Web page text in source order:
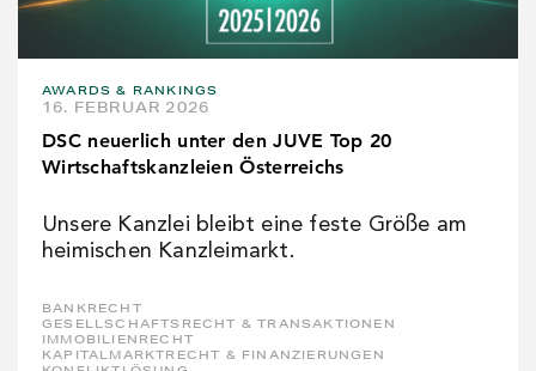
AWARDS & RANKINGS
16. FEBRUAR 2026
DSC neuerlich unter den JUVE Top 20
Wirtschaftskanzleien Österreichs
Unsere Kanzlei bleibt eine feste Größe am
heimischen Kanzleimarkt.
BANKRECHT
GESELLSCHAFTSRECHT & TRANSAKTIONEN
IMMOBILIENRECHT
KAPITALMARKTRECHT & FINANZIERUNGEN